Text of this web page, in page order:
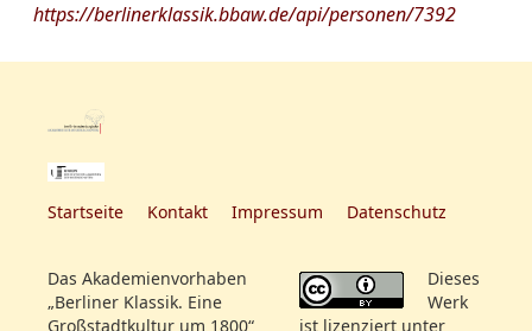
https://berlinerklassik.bbaw.de/api/personen/7392
Startseite Kontakt Impressum Datenschutz
Das Akademienvorhaben
„Berliner Klassik. Eine
Großstadtkultur um 1800“
Dieses
Werk
ist lizenziert unter